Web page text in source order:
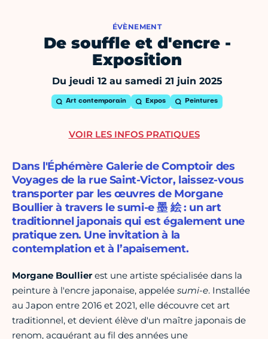
ÉVÈNEMENT
De souffle et d'encre -
Exposition
Du jeudi 12 au samedi 21 juin 2025
Art contemporain Expos Peintures
Dans l'Éphémère Galerie de Comptoir des
Voyages de la rue Saint-Victor, laissez-vous
transporter par les œuvres de Morgane
Boullier à travers le sumi-e 墨 絵 : un art
traditionnel japonais qui est également une
pratique zen. Une invitation à la
contemplation et à l’apaisement.
Morgane Boullierest une artiste spécialisée dans la
peinture à l'encre japonaise, appelée sumi-e. Installée
au Japon entre 2016 et 2021, elle découvre cet art
traditionnel, et devient élève d'un maître japonais de
renom, acquérant au fil des années une
VOIR LES INFOS PRATIQUES